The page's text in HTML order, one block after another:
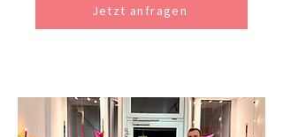
Jetzt anfragen